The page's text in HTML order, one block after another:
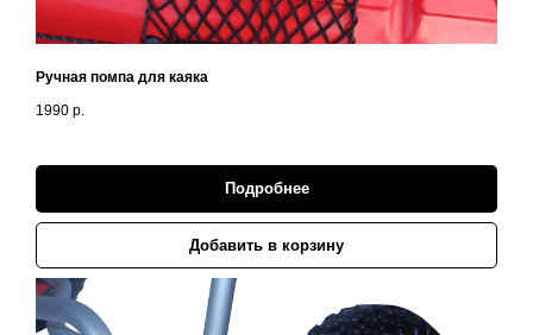
Ручная помпа для каяка
1990 р.
Подробнее
Добавить в корзину